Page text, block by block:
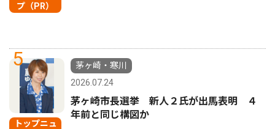
プ（PR）
5
トップニュ
茅ヶ崎・寒川
2026.07.24
茅ヶ崎市長選挙 新人２氏が出馬表明 ４
年前と同じ構図か